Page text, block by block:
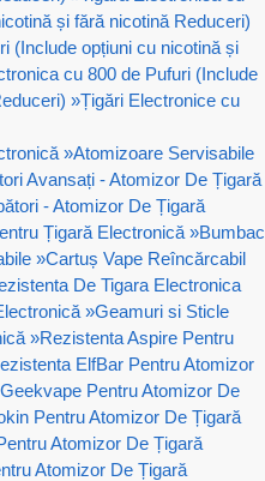
și fără nicotină Reduceri)
(Include opțiuni cu nicotină și
cu 800 de Pufuri (Include
»Țigări Electronice cu
»Atomizoare Servisabile
Avansați - Atomizor De Țigară
- Atomizor De Țigară
Țigară Electronică »Bumbac
»Cartuș Vape Reîncărcabil
De Tigara Electronica
»Geamuri si Sticle
»Rezistenta Aspire Pentru
ElfBar Pentru Atomizor
Pentru Atomizor De
Pentru Atomizor De Țigară
Atomizor De Țigară
Atomizor De Țigară